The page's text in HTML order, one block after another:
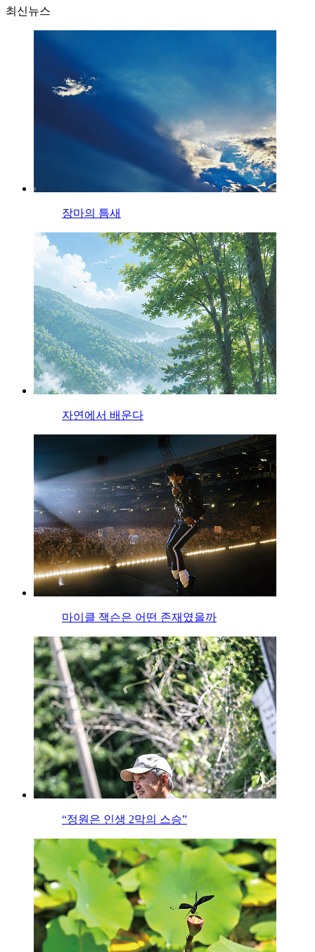
최신뉴스
장마의 틈새
자연에서 배운다
마이클 잭슨은 어떤 존재였을까
“정원은 인생 2막의 스승”